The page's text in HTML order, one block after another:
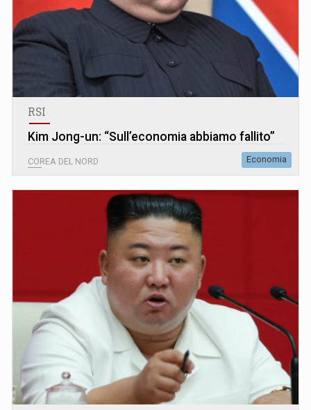
RSI
Kim Jong-un: “Sull’economia abbiamo fallito”
COREA DEL NORD Economia